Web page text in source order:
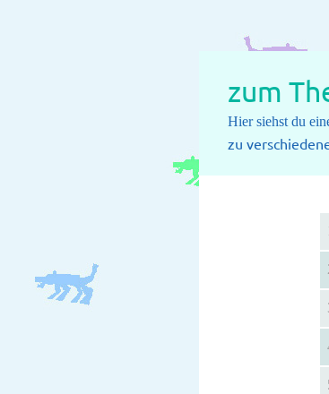
zum
Hier siehst du
zu